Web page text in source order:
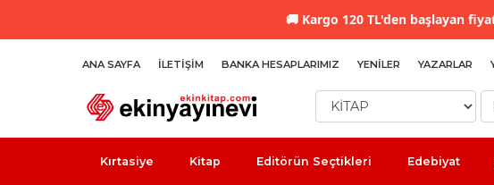
🚚 Kargo 120 TL'den başlayan
ANA SAYFA İLETIŞIM BANKA HESAPLARIMIZ YENILER YAZARLAR
Kırtasiye Kitap Editörün Seçtikleri Edebiyat